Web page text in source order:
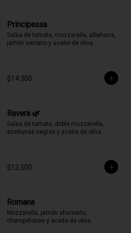
Principessa
Salsa de tomate, mozzarella, albahaca,
jamón serrano y aceite de oliva.
$14.300
Ravera 🌿
Salsa de tomate, doble mozzarella,
aceitunas negras y aceite de oliva.
$12.500
Romana
Mozzarella, jamón ahumado,
champiñones y aceite de oliva.